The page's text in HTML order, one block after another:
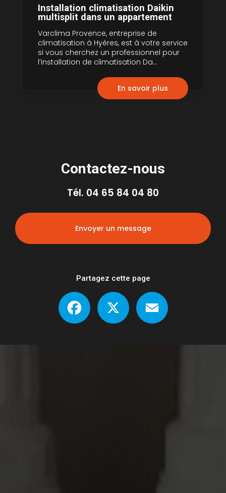
Installation climatisation Daikin
multisplit dans un appartement
Varclima Provence, entreprise de
climatisation à Hyères, est à votre service
si vous cherchez un professionnel pour
l’installation de climatisation Da...
En savoir plus
Contactez-nous
Tél. 04 65 84 04 80
Envoyer un message
Partagez cette page
Facebook